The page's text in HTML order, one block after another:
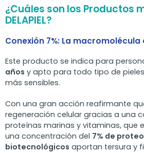
¿Cuáles son los Productos
DELAPIEL?
Conexión 7%: La
Este producto se indica para
años y apto para todo tipo de
más sensibles.
Con una gran acción reafirmante
regeneración celular gracias a una
proteínas marinas y vitaminas, que
una concentración del 7% de
biotecnológicos aportan tersura y